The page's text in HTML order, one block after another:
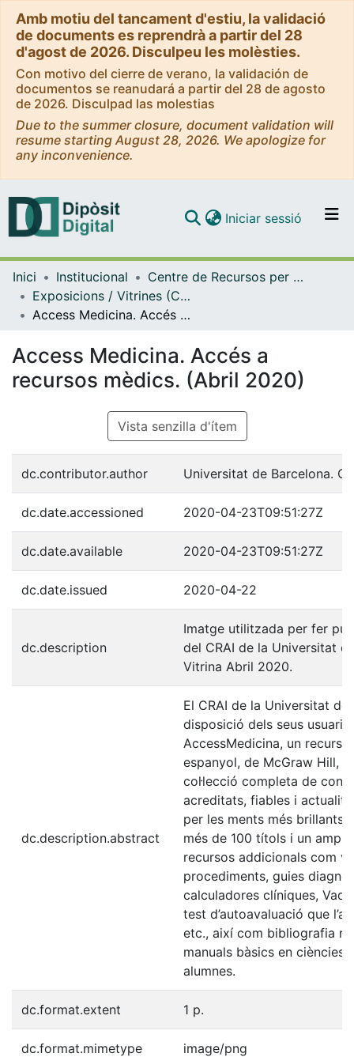
Amb motiu del tancament d'estiu, la validació
de documents es reprendrà a partir del 28
d'agost de 2026. Disculpeu les molèsties.
Con motivo del cierre de verano, la validación de
documentos se reanudará a partir del 28 de agosto
de 2026. Disculpad las molestias
Due to the summer closure, document validation will
resume starting August 28, 2026. We apologize for
any inconvenience.
Navega per tot el DD
Com publicar
Iniciar sessió (current)
Inici Institucional
Centre de Recursos per a l'Aprenentatge i la Investigació (CRAI-UB) - Institucional
Exposicions / Vitrines (CRAI-UB)
Access Medicina. Accés a recursos mèdics. (Abril 2020)
Access Medicina. Accés a
recursos mèdics. (Abril 2020)
Vista senzilla d'ítem
dc.contributor.author Universitat de Barcelona.
dc.date.accessioned 2020-04-23T09:51:27Z
dc.date.available 2020-04-23T09:51:27Z
dc.date.issued 2020-04-22
dc.description
Imatge utilitzada per fer
del CRAI de la Universitat
Vitrina Abril 2020.
dc.description.abstract
El CRAI de la Universitat de
disposició dels seus usuaris
AccessMedicina, un recurs
espanyol, de McGraw Hill,
col·lecció completa de
acreditats, fiables i
per les ments més brillants
més de 100 títols i un ampli
recursos addicionals com
procediments, guies
calculadores clíniques,
test d’autoavaluació que
etc., així com bibliografia
manuals bàsics en ciències
alumnes.
dc.format.extent 1 p.
dc.format.mimetype image/png